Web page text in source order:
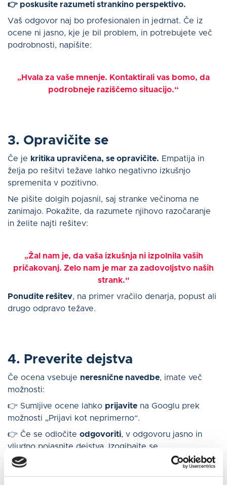
👉 poskusite razumeti strankino perspektivo.
Vaš odgovor naj bo profesionalen in jedrnat. Če iz
ocene ni jasno, kje je bil problem, in potrebujete več
podrobnosti, napišite:
„Hvala za vaše mnenje. Kontaktirali vas bomo, da
podrobneje raziščemo situacijo.“
3. Opravičite se
Če je kritika upravičena, se opravičite. Empatija in
želja po rešitvi težave lahko negativno izkušnjo
spremenita v pozitivno.
Ne pišite dolgih pojasnil, saj stranke večinoma ne
zanimajo. Pokažite, da razumete njihovo razočaranje
in želite najti rešitev:
„Žal nam je, da vaša izkušnja ni izpolnila vaših
pričakovanj. Zelo nam je mar za zadovoljstvo naših
strank.“
Ponudite rešitev, na primer vračilo denarja, popust ali
drugo odpravo težave.
4. Preverite dejstva
Če ocena vsebuje neresnične navedbe, imate več
možnosti:
👉 Sumljive ocene lahko prijavite na Googlu prek
možnosti „Prijavi kot neprimerno“.
👉 Če se odločite odgovoriti, v odgovoru jasno in
vljudno pojasnite dejstva. Izogibajte se
konfrontacijskemu tonu, da ne boste delovali